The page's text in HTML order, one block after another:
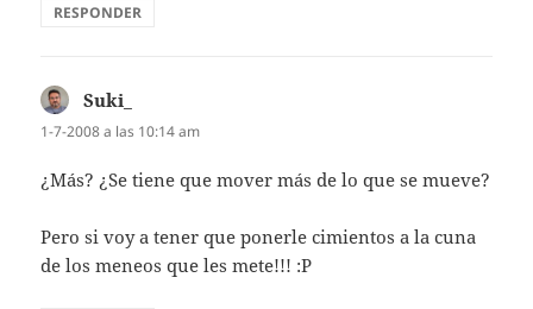
RESPONDER
Suki_
1-7-2008 a las 10:14 am
¿Más? ¿Se tiene que mover más de lo que se mueve?
Pero si voy a tener que ponerle cimientos a la cuna
de los meneos que les mete!!! :P